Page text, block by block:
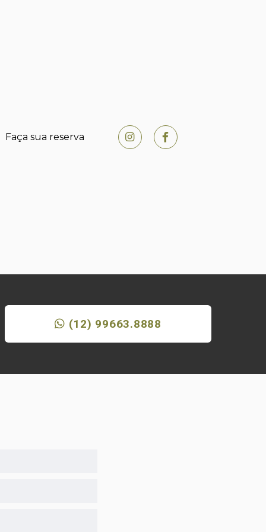
Faça sua reserva
(12) 99663.8888